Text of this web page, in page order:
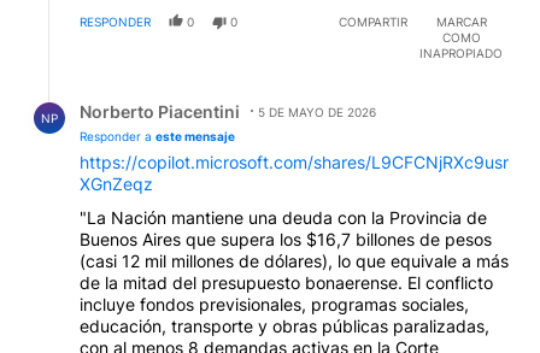
RESPONDER 0 0 COMPARTIR
MARCAR
COMO
INAPROPIADO
NP Norberto Piacentini
5 DE MAYO DE 2026
Responder a este mensaje
https://copilot.microsoft.com/shares/L9CFCNjRXc9usr
XGnZeqz
"La Nación mantiene una deuda con la Provincia de
Buenos Aires que supera los $16,7 billones de pesos
(casi 12 mil millones de dólares), lo que equivale a más
de la mitad del presupuesto bonaerense. El conflicto
incluye fondos previsionales, programas sociales,
educación, transporte y obras públicas paralizadas,
con al menos 8 demandas activas en la Corte